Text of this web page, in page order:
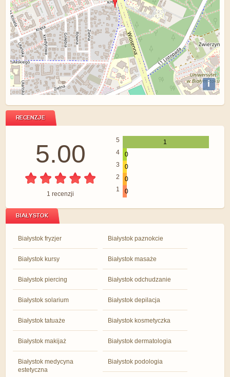
i
RECENZJE
5.00
1 recenzji
5
1
4
0
3
0
2
0
1
0
BIAŁYSTOK
Białystok fryzjer Białystok paznokcie
Białystok kursy Białystok masaże
Białystok piercing Białystok odchudzanie
Białystok solarium Białystok depilacja
Białystok tatuaże Białystok kosmetyczka
Białystok makijaż Białystok dermatologia
Białystok medycyna
estetyczna
Białystok podologia